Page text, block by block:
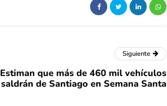
Siguiente
Estiman que más de 460 mil vehículos
saldrán de Santiago en Semana Santa